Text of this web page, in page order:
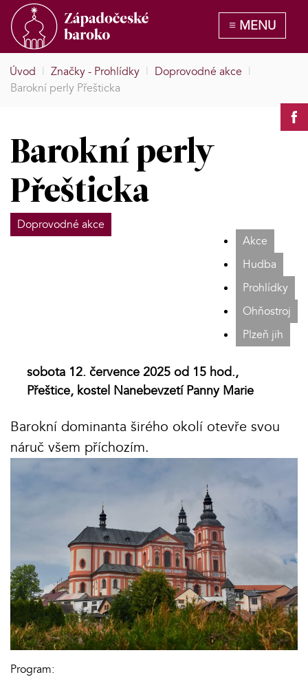
Úvod | Značky - Prohlídky | Doprovodné akce |
Barokní perly Přešticka
Barokní perly
Přešticka
Doprovodné akce
Akce
Hudba
Prohlídky
Ohňostroj
Plzeň jih
sobota 12. července 2025 od 15 hod.,
Přeštice, kostel Nanebevzetí Panny Marie
Barokní dominanta širého okolí otevře svou
náruč všem příchozím.
Program: